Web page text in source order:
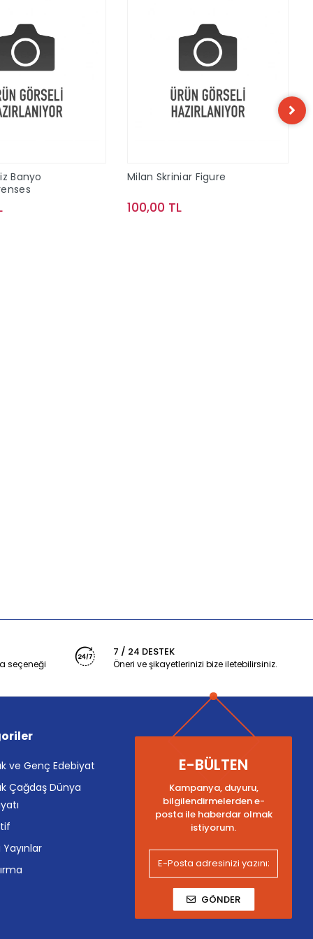
Banyo
Milan Skriniar Figure
100,00 TL
seçeneği
7 / 24 DESTEK
Öneri ve şikayetlerinizi bize iletebilirsiniz.
ve Genç Edebiyat
Çağdaş Dünya
Yayınlar
E-BÜLTEN
Kampanya, duyuru,
bilgilendirmelerden e-
posta ile haberdar olmak
istiyorum.
GÖNDER